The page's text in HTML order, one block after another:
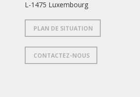
L-1475 Luxembourg
PLAN DE SITUATION
CONTACTEZ-NOUS